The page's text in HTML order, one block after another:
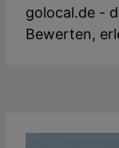
golocal.de -
Bewerten,